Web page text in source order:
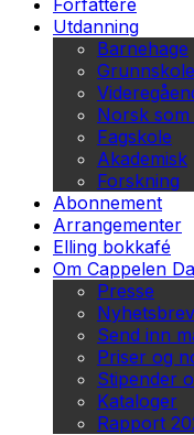
Forfattere
Utdanning
Barnehage
Grunnskole
Norsk
Fagskole
Akademisk
Forskning
Abonnement
Arrangementer
Elling bokkafé
Om Cappelen
Presse
Nyhetsbrev
Send inn
Priser og
Stipender
Kataloger
Rapport